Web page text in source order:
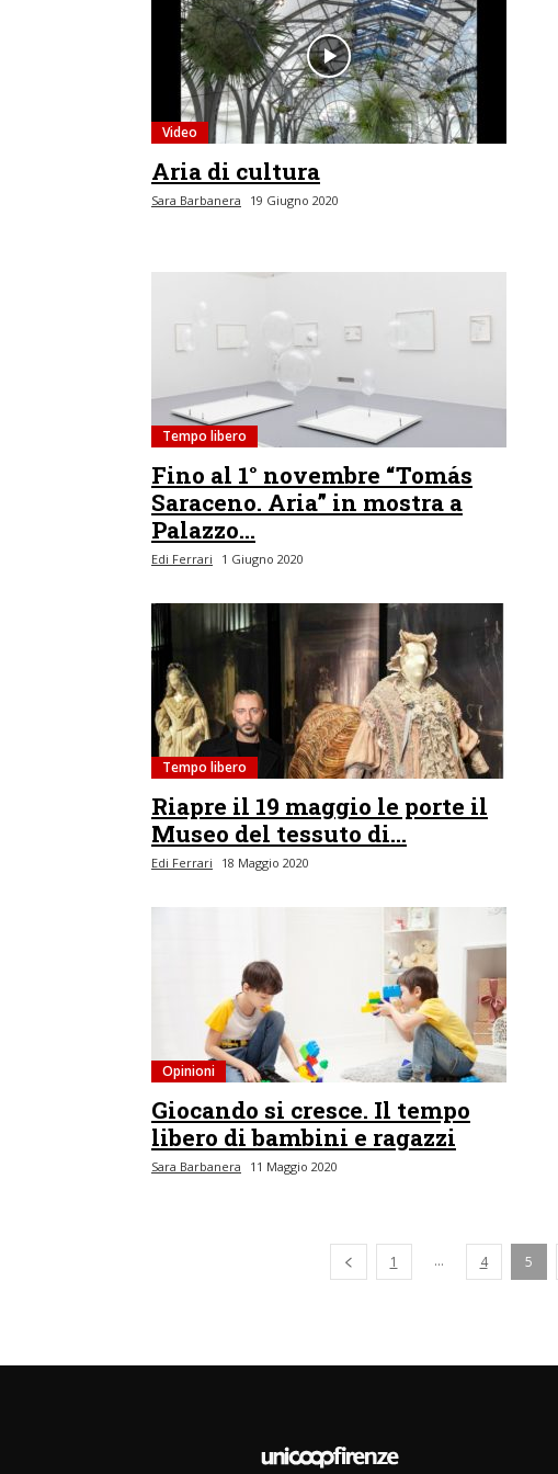
Video
Aria di cultura
Sara Barbanera 19 Giugno 2020
Tempo libero
Fino al 1° novembre “Tomás
Saraceno. Aria” in mostra a
Palazzo...
Edi Ferrari 1 Giugno 2020
Tempo libero
Riapre il 19 maggio le porte il
Museo del tessuto di...
Edi Ferrari 18 Maggio 2020
Opinioni
Giocando si cresce. Il tempo
libero di bambini e ragazzi
Sara Barbanera 11 Maggio 2020
Pagina precedente
1 ... 4 5